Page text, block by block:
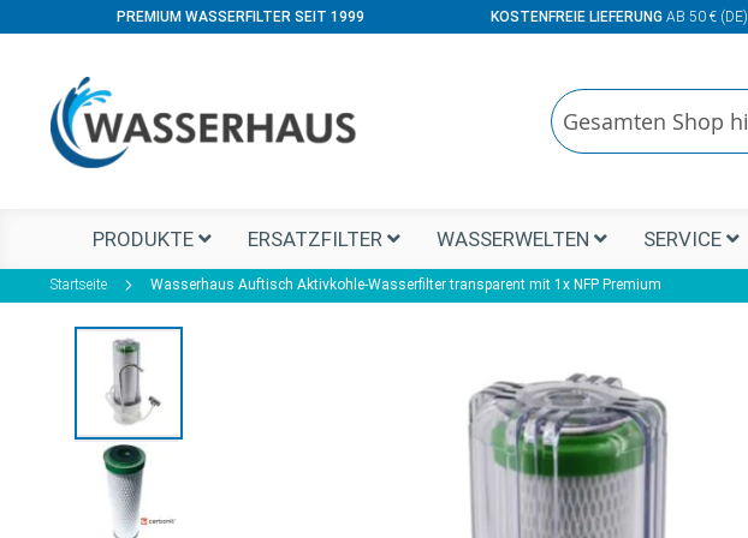
PREMIUM WASSERFILTER SEIT 1999 KOSTENFREIE LIEFERUNGAB 50 € (DE)
Suchen
PRODUKTE ERSATZFILTER WASSERWELTEN SERVICE
Startseite Wasserhaus Auftisch Aktivkohle-Wasserfilter transparent mit 1x NFP Premium
Zum
Bildgalerie
springen